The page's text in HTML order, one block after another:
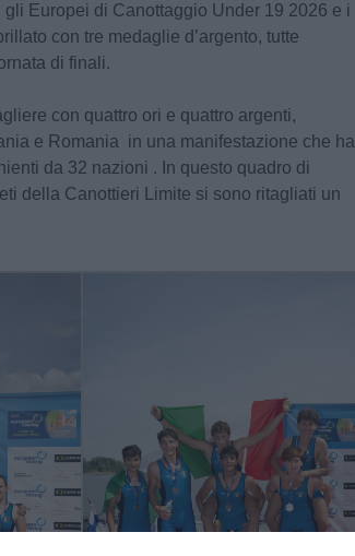
Europei di Canottaggio Under 19 2026 e i
con tre medaglie d’argento, tutte
di finali.
con quattro ori e quattro argenti,
e Romania in una manifestazione che ha
da 32 nazioni . In questo quadro di
della Canottieri Limite si sono ritagliati un